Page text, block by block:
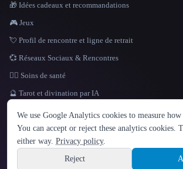
LANGUE
English español Français Русский
Hindi
🎁 Idées cadeaux et recommandations
🎮 Jeux
💘 Profil de rencontre et ligne de retrait
💞 Réseaux Sociaux & Rencontres
👩‍⚕️ Soins de santé
🔮 Tarot et divination par IA
Site information
© 2026 That AI Collection. Tous droits réservés.
politique de confidentialité
build de3d624c
We use Google Analytics cookies to measure how
You can accept or reject these analytics cookies.
either way. Privacy policy.
Reject